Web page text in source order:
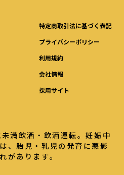
特定商取引法に基づく表記
プライバシーポリシー
利用規約
会社情報
採用サイト
満飲酒・飲酒運転。妊娠中
、胎児・乳児の発育に悪影
があります。